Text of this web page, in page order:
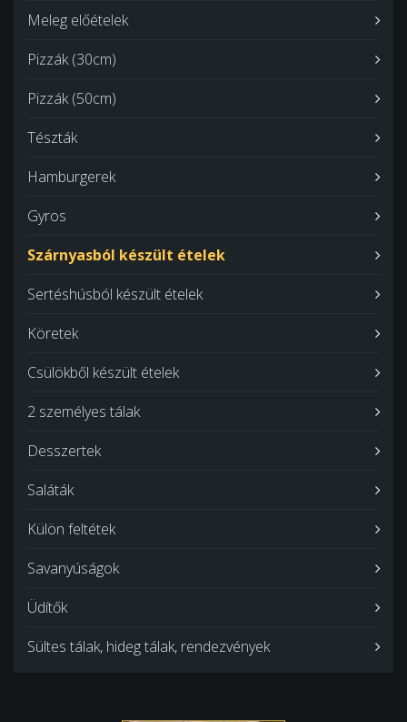
Meleg előételek
Pizzák (30cm)
Pizzák (50cm)
Tészták
Hamburgerek
Gyros
Szárnyasból készült ételek
Sertéshúsból készült ételek
Köretek
Csülökből készült ételek
2 személyes tálak
Desszertek
Saláták
Külön feltétek
Savanyúságok
Üdítők
Sültes tálak, hideg tálak, rendezvények